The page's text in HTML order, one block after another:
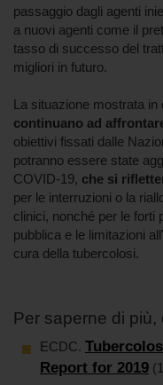
passaggio dagli agenti
a nuovi agenti come il
tasso di successo del
migliori in futuro.
La situazione mostrata in
continuano ad
obiettivi fissati dalle
potranno essere state
COVID-19, che si
per le interruzioni o la
clinici, nonché per le forti
pubblica e le limitazioni
cura della tubercolosi.
Per saperne di più,
ECDC.
Report for 2019